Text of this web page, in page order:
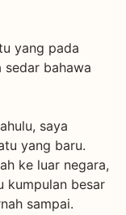
yang pada
bahawa
saya
yang baru.
ke luar negara,
kumpulan besar
sampai.